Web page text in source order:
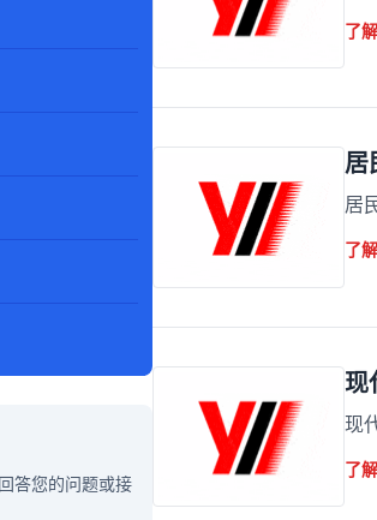
答您的问题或接
了
居
居
了
现
现
了